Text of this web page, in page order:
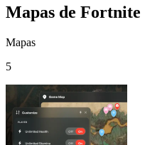
Mapas de Fortnite
Mapas
5